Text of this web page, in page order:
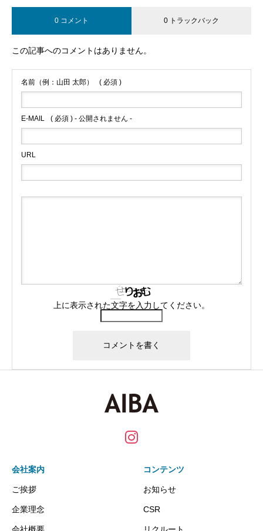
0 コメント 0 トラックバック
この記事へのコメントはありません。
名前（例：山田 太郎） ( 必須 )
E-MAIL ( 必須 ) - 公開されません -
URL
上に表示された文字を入力してください。
会社案内
ご挨拶
企業理念
コンテンツ
お知らせ
CSR